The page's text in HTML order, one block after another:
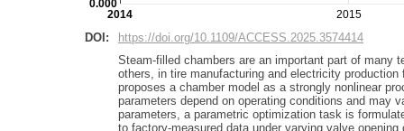
2015
2014
0.000
DOI: https://doi.org/10.1109/ACCESS.2025.3574414
Steam-filled chambers are an important part of many
others, in tire manufacturing and electricity
proposes a chamber model as a strongly nonlinear
parameters depend on operating conditions and may
parameters, a parametric optimization task is
to factory-measured data under varying valve